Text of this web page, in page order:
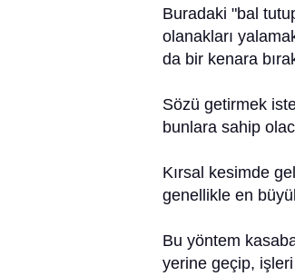
Buradaki "bal
olanakları
da bir kenara
Sözü getirmek
bunlara sahip
Kırsal kesimde
genellikle en
Bu yöntem
yerine geçip,